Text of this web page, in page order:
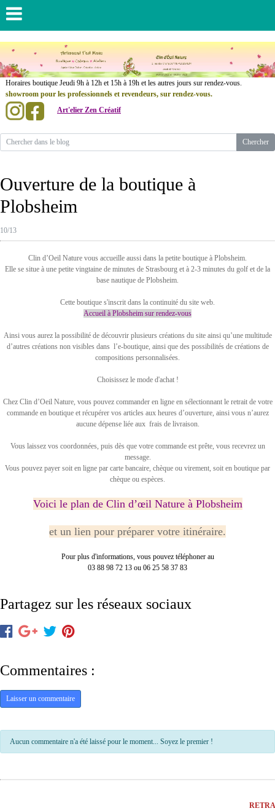
Horaires boutique Jeudi 9h à 12h et 15h à 19h et les autres jours sur rendez-vous.
showroom pour les professionnels et revendeurs, sur rendez-vous.
Art'elier Zen Créatif
Ouverture de la boutique à
Plobsheim
10/13
Clin d’Oeil Nature vous accueille aussi dans la petite boutique à Plobsheim.
Elle se situe à une petite vingtaine de minutes de Strasbourg et à 2-3 minutes du golf et de la
base nautique de Plobsheim.
Cette boutique s'inscrit dans la continuité du site web.
Accueil à Plobsheim sur rendez-vous
Ainsi vous aurez la possibilité de découvrir plusieurs créations du site ainsi qu’une multitude
d’autres créations non visibles dans l’e-boutique, ainsi que des possibilités de créations de
compositions personnalisées.
Choisissez le mode d'achat !
Chez Clin d’Oeil Nature, vous pouvez commander en ligne en sélectionnant le retrait de votre
commande en boutique et récupérer vos articles aux heures d’ouverture, ainsi vous n’aurez
aucune dépense liée aux frais de livraison.
Vous laissez vos coordonnées, puis dès que votre commande est prête, vous recevrez un
message.
Vous pouvez payer soit en ligne par carte bancaire, chèque ou virement, soit en boutique par
chèque ou espèces.
Voici le plan de Clin d’œil Nature à Plobsheim
et un lien pour préparer votre itinéraire.
Pour plus d'informations, vous pouvez téléphoner au
03 88 98 72 13 ou 06 25 58 37 83
Partagez sur les réseaux sociaux
Commentaires :
Laisser un commentaire
Aucun commentaire n'a été laissé pour le moment... Soyez le premier !